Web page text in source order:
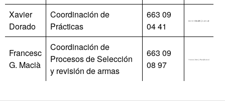
Xavier
Dorado
Coordinación de
Prácticas
663 09
04 41
Francesc
G. Macià
Coordinación de
Procesos de Selección
y revisión de armas
663 09
08 97